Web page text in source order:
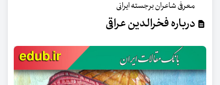
معرفی شاعران برجسته ایرانی
درباره فخرالدین عراقی